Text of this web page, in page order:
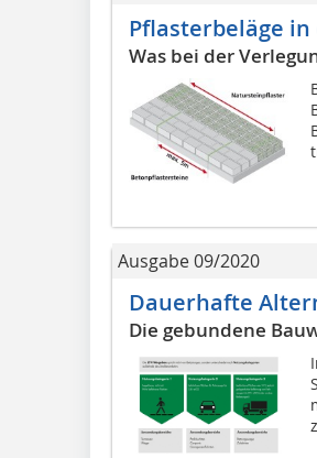
Pflasterbeläge
Was bei der
Ausgabe 09/2020
Dauerhafte
Die gebundene